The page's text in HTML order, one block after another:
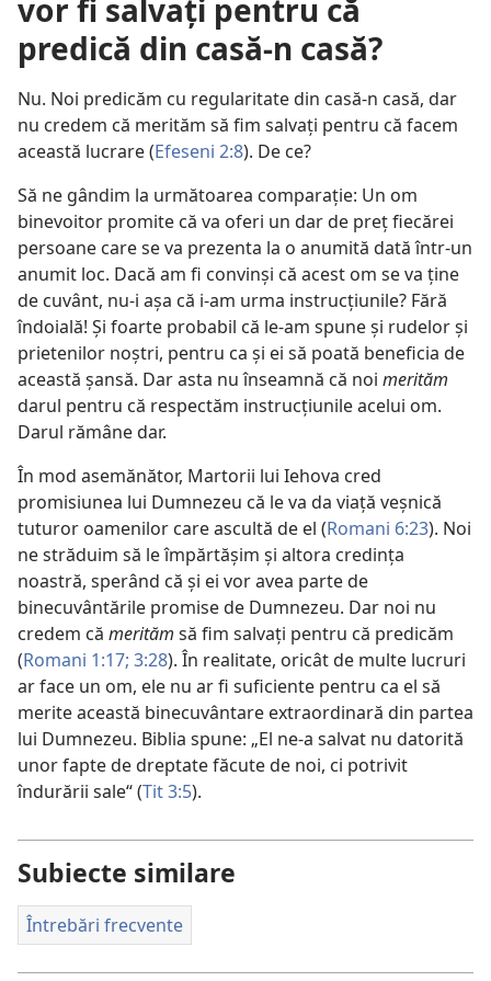
vor fi salvați pentru că
predică din casă-n casă?
Nu. Noi predicăm cu regularitate din casă-n casă, dar
nu credem că merităm să fim salvați pentru că facem
această lucrare (Efeseni 2:8). De ce?
Să ne gândim la următoarea comparație: Un om
binevoitor promite că va oferi un dar de preț fiecărei
persoane care se va prezenta la o anumită dată într-un
anumit loc. Dacă am fi convinși că acest om se va ține
de cuvânt, nu-i așa că i-am urma instrucțiunile? Fără
îndoială! Și foarte probabil că le-am spune și rudelor și
prietenilor noștri, pentru ca și ei să poată beneficia de
această șansă. Dar asta nu înseamnă că noi merităm
darul pentru că respectăm instrucțiunile acelui om.
Darul rămâne dar.
În mod asemănător, Martorii lui Iehova cred
promisiunea lui Dumnezeu că le va da viață veșnică
tuturor oamenilor care ascultă de el (Romani 6:23). Noi
ne străduim să le împărtășim și altora credința
noastră, sperând că și ei vor avea parte de
binecuvântările promise de Dumnezeu. Dar noi nu
credem că merităm să fim salvați pentru că predicăm
(Romani 1:17; 3:28). În realitate, oricât de multe lucruri
ar face un om, ele nu ar fi suficiente pentru ca el să
merite această binecuvântare extraordinară din partea
lui Dumnezeu. Biblia spune: „El ne-a salvat nu datorită
unor fapte de dreptate făcute de noi, ci potrivit
îndurării sale“ (Tit 3:5).
Subiecte similare
Întrebări frecvente